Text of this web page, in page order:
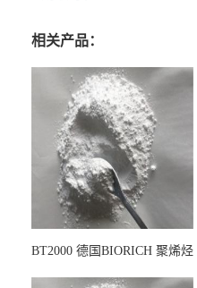
相关产品：
BT2000 德国BIORICH 聚烯烃